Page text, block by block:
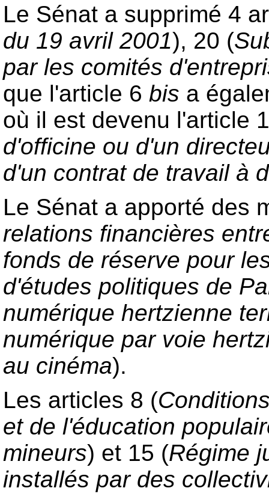
Le Sénat a supprimé 4
du 19 avril 2001), 20 (
par les comités
que l'article 6 bis a
où il est devenu l'article
d'officine ou d'un
d'un contrat de travail à
Le Sénat a apporté des
relations financières
fonds de réserve pour
d'études politiques de
numérique hertzienne
numérique par voie
au cinéma).
Les articles 8 (
et de l'éducation
mineurs) et 15 (Régime
installés par des